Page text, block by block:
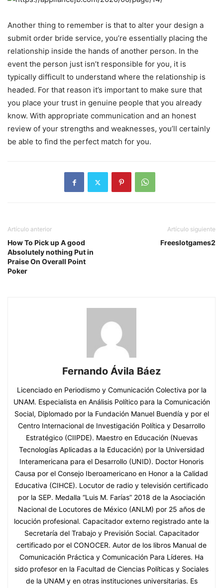
Another thing to remember is that to alter your design a
submit order bride service, you’re essentially placing the
relationship inside the hands of another person. In the
event the person just isn’t responsible for you, it is
typically difficult to understand where the relationship is
headed. For that reason it’s important to make sure that
you place your trust in genuine people that you already
know. With appropriate communication and an honest
review of your strengths and weaknesses, you’ll certainly
be able to find the perfect match for you.
Artículo anterior
How To Pick up A good
Absolutely nothing Put in
Praise On Overall Point
Poker
Artículo siguiente
Freeslotgames2
Fernando Ávila Báez
Licenciado en Periodismo y Comunicación Colectiva por la
UNAM. Especialista en Análisis Político para la Comunicación
Social, Diplomado por la Fundación Manuel Buendía y por el
Centro Internacional de Investigación Política y Desarrollo
Estratégico (CIIPDE). Maestro en Educación (Nuevas
Tecnologías Aplicadas a la Educación) por la Universidad
Interamericana para el Desarrollo (UNID). Doctor Honoris
Causa por el Consejo Iberoamericano en Honor a la Calidad
Educativa (CIHCE). Locutor de radio y televisión certificado
por la SEP. Medalla “Luis M. Farías” 2018 de la Asociación
Nacional de Locutores de México (ANLM) por 25 años de
locución profesional. Capacitador externo registrado ante la
Secretaría del Trabajo y Previsión Social. Capacitador
certificado por el CONOCER. Autor de los libros Manual de
Comunicación Práctica y Comunicación Para Líderes. Ha
sido profesor en la Facultad de Ciencias Políticas y Sociales
de la UNAM y en otras instituciones universitarias. Es